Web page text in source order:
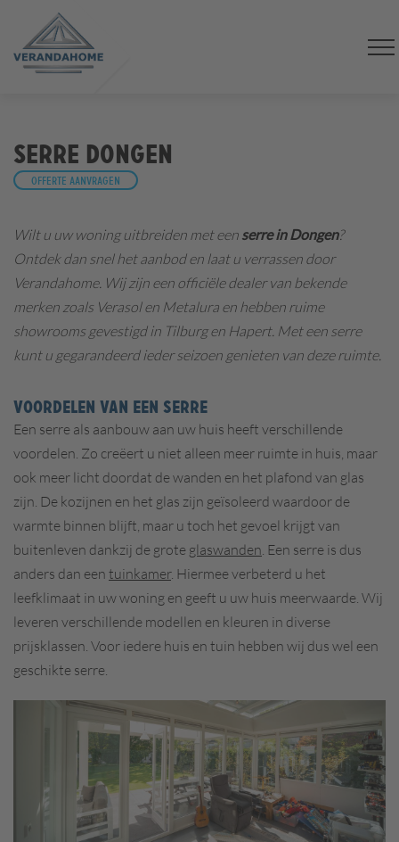
Serre Dongen
Offerte aanvragen
Wilt u uw woning uitbreiden met een serre in Dongen?
Ontdek dan snel het aanbod en laat u verrassen door
Verandahome. Wij zijn een officiële dealer van bekende
merken zoals Verasol en Metalura en hebben ruime
showrooms gevestigd in Tilburg en Hapert. Met een serre
kunt u gegarandeerd ieder seizoen genieten van deze ruimte.
VOORDELEN VAN EEN SERRE
Een serre als aanbouw aan uw huis heeft verschillende
voordelen. Zo creëert u niet alleen meer ruimte in huis, maar
ook meer licht doordat de wanden en het plafond van glas
zijn. De kozijnen en het glas zijn geïsoleerd waardoor de
warmte binnen blijft, maar u toch het gevoel krijgt van
buitenleven dankzij de grote glaswanden. Een serre is dus
anders dan een tuinkamer. Hiermee verbeterd u het
leefklimaat in uw woning en geeft u uw huis meerwaarde. Wij
leveren verschillende modellen en kleuren in diverse
prijsklassen. Voor iedere huis en tuin hebben wij dus wel een
geschikte serre.